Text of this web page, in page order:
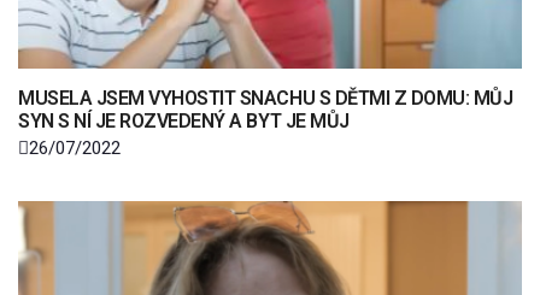
MUSELA JSEM VYHOSTIT SNACHU S DĚTMI Z DOMU: MŮJ
SYN S NÍ JE ROZVEDENÝ A BYT JE MŮJ
26/07/2022